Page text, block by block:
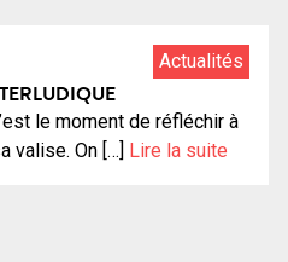
Actualités
le moment de réfléchir à
valise. On […] Lire la suite